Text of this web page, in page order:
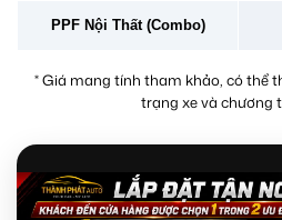
PPF Nội Thất (Combo)
* Giá mang tính tham khảo, có thể
trạng xe và chương